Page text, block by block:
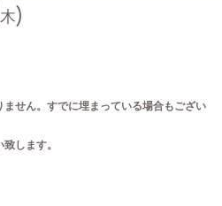
)
せん。すでに埋まっている場合もござい
します。